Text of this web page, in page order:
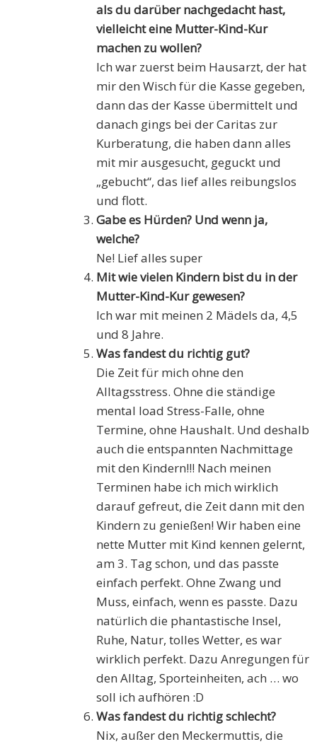
als du darüber nachgedacht hast,
vielleicht eine Mutter-Kind-Kur
machen zu wollen?
Ich war zuerst beim Hausarzt, der hat
mir den Wisch für die Kasse gegeben,
dann das der Kasse übermittelt und
danach gings bei der Caritas zur
Kurberatung, die haben dann alles
mit mir ausgesucht, geguckt und
„gebucht“, das lief alles reibungslos
und flott.
Gabe es Hürden? Und wenn ja,
welche?
Ne! Lief alles super
Mit wie vielen Kindern bist du in der
Mutter-Kind-Kur gewesen?
Ich war mit meinen 2 Mädels da, 4,5
und 8 Jahre.
Was fandest du richtig gut?
Die Zeit für mich ohne den
Alltagsstress. Ohne die ständige
mental load Stress-Falle, ohne
Termine, ohne Haushalt. Und deshalb
auch die entspannten Nachmittage
mit den Kindern!!! Nach meinen
Terminen habe ich mich wirklich
darauf gefreut, die Zeit dann mit den
Kindern zu genießen! Wir haben eine
nette Mutter mit Kind kennen gelernt,
am 3. Tag schon, und das passte
einfach perfekt. Ohne Zwang und
Muss, einfach, wenn es passte. Dazu
natürlich die phantastische Insel,
Ruhe, Natur, tolles Wetter, es war
wirklich perfekt. Dazu Anregungen für
den Alltag, Sporteinheiten, ach … wo
soll ich aufhören :D
Was fandest du richtig schlecht?
Nix, außer den Meckermuttis, die